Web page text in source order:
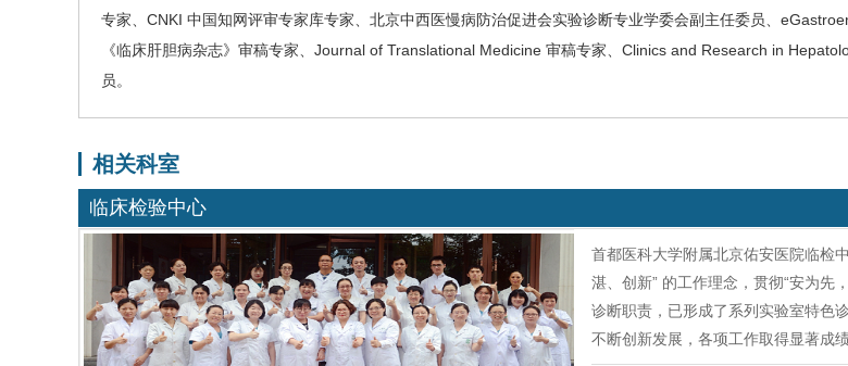
专家、CNKI 中国知网评审专家库专家、北京中西医慢病防治促进会实验诊断专业学委会副主任委员、
《临床肝胆病杂志》审稿专家、Journal of Translational Medicine 审稿专家、Clinics and Research in
员。
相关科室
临床检验中心
首都医科大学附属北京佑安医院临检
湛、创新” 的工作理念，贯彻“安为先
诊断职责，已形成了系列实验室特色
不断创新发展，各项工作取得显著成